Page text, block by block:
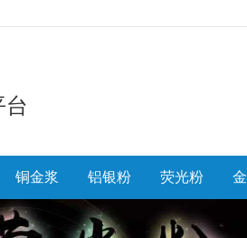
台
铜金浆 铝银粉 荧光粉